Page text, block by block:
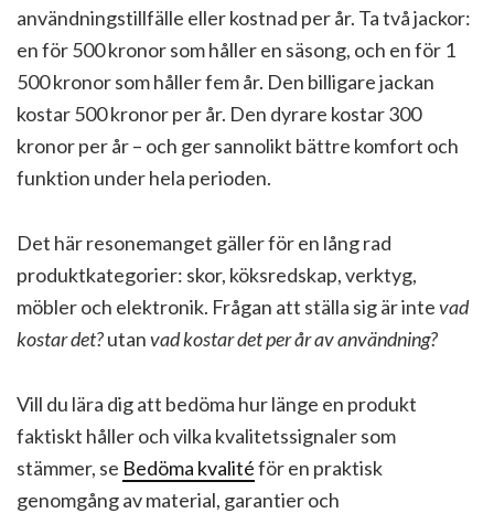
användningstillfälle eller kostnad per år. Ta två jackor:
en för 500 kronor som håller en säsong, och en för 1
500 kronor som håller fem år. Den billigare jackan
kostar 500 kronor per år. Den dyrare kostar 300
kronor per år – och ger sannolikt bättre komfort och
funktion under hela perioden.
Det här resonemanget gäller för en lång rad
produktkategorier: skor, köksredskap, verktyg,
möbler och elektronik. Frågan att ställa sig är intevad
kostar det?utanvad kostar det per år av användning?
Vill du lära dig att bedöma hur länge en produkt
faktiskt håller och vilka kvalitetssignaler som
stämmer, se Bedöma kvalitéför en praktisk
genomgång av material, garantier och